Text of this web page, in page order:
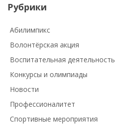
Рубрики
Абилимпикс
Волонтёрская акция
Воспитательная деятельность
Конкурсы и олимпиады
Новости
Профессионалитет
Спортивные мероприятия